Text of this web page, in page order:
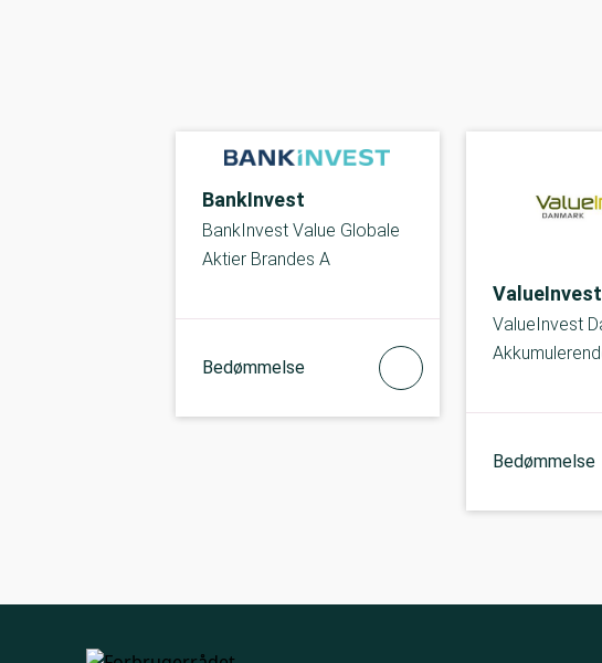
BankInvest
BankInvest Value Globale
Aktier Brandes A
Bedømmelse
ValueInvest
Bedømmelse